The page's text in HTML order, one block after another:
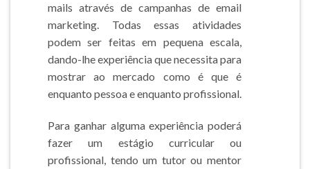
mails através de campanhas de email
marketing. Todas essas atividades
podem ser feitas em pequena escala,
dando-lhe experiência que necessita para
mostrar ao mercado como é que é
enquanto pessoa e enquanto profissional.
Para ganhar alguma experiência poderá
fazer um estágio curricular ou
profissional, tendo um tutor ou mentor